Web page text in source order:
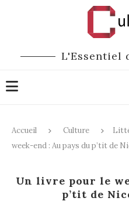
L'Essentiel
Accueil Culture
week-end : Au pays du p’tit de
Un livre pour le
p’tit de